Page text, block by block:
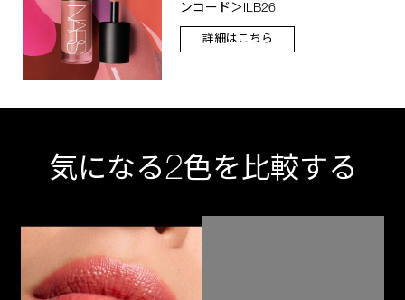
ンコード＞ILB26
詳細はこちら
気になる2色を比較する